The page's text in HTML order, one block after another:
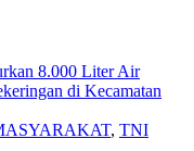
, TNI